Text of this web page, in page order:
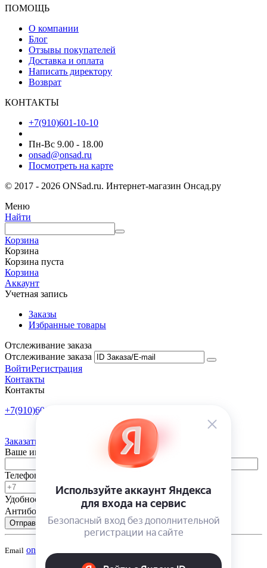
ПОМОЩЬ
О компании
Блог
Отзывы покупателей
Доставка и оплата
Написать директору
Возврат
КОНТАКТЫ
+7(910)601-10-10
Пн-Вс 9.00 - 18.00
onsad@onsad.ru
Посмотреть на карте
© 2017 - 2026 ONSad.ru. Интернет-магазин Онсад.ру
Меню
Найти
Корзина
Корзина
Корзина пуста
Корзина
Аккаунт
Учетная запись
Заказы
Избранные товары
Отслеживание заказа
Отслеживание заказа
ВойтиРегистрация
Контакты
Контакты
+7(910)601-10-10
Заказать обратный звонок
Ваше имя
Телефон
Удобное время
-
Антибот
Отправить
Email onsad@onsad.ru